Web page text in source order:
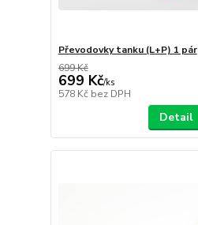
Převodovky tanku (L+P) 1 pár
699 Kč
699 Kč/ks
578 Kč bez DPH
Detail